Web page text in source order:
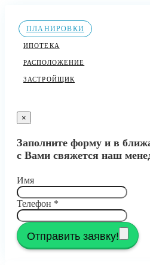
ПЛАНИРОВКИ
ИПОТЕКА
РАСПОЛОЖЕНИЕ
ЗАСТРОЙЩИК
×
Заполните форму и в
с Вами свяжется наш
Имя
Телефон *
Отправить заявку!